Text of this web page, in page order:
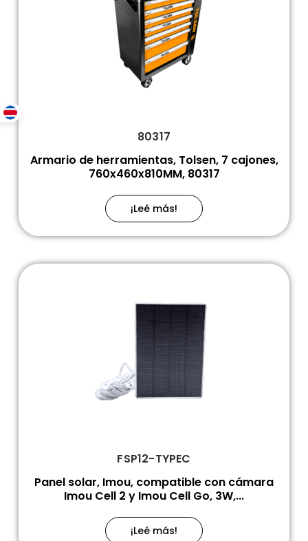
80317
Armario de herramientas, Tolsen, 7 cajones,
760x460x810MM, 80317
¡Leé más!
FSP12-TYPEC
Panel solar, Imou, compatible con cámara
Imou Cell 2 y Imou Cell Go, 3W,...
¡Leé más!